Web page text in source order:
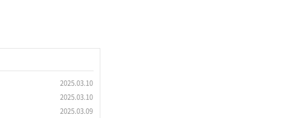
2025.03.10
2025.03.10
2025.03.09